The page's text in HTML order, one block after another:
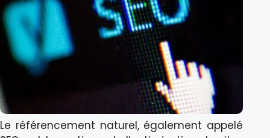
Le référencement naturel, également appelé